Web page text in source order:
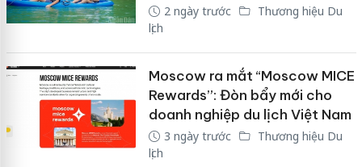
2 ngày trước
Thương hiệu Du
lịch
Moscow ra mắt “Moscow MICE
Rewards”: Đòn bẩy mới cho
doanh nghiệp du lịch Việt Nam
3 ngày trước
Thương hiệu Du
lịch